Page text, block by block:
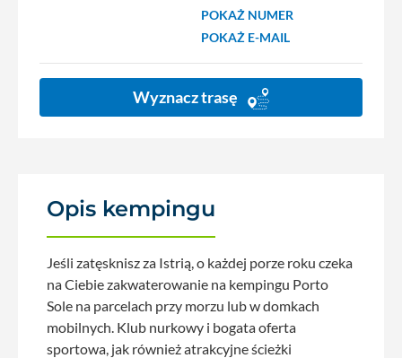
POKAŻ NUMER
POKAŻ E-MAIL
Wyznacz trasę
Opis kempingu
Jeśli zatęsknisz za Istrią, o każdej porze roku czeka
na Ciebie zakwaterowanie na kempingu Porto
Sole na parcelach przy morzu lub w domkach
mobilnych. Klub nurkowy i bogata oferta
sportowa, jak również atrakcyjne ścieżki